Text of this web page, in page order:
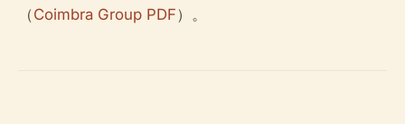
（Coimbra Group PDF）。